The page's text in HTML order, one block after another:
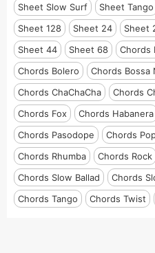
Sheet Slow Surf
Sheet Tango
Sheet 128
Sheet 24 Sheet
Sheet 44
Sheet 68 Chords
Chords Bolero
Chords Bossa
Chords ChaChaCha
Chords
Chords Fox
Chords Habanera
Chords Pasodope
Chords
Chords Rhumba
Chords Rock
Chords Slow Ballad
Chords
Chords Tango
Chords Twist